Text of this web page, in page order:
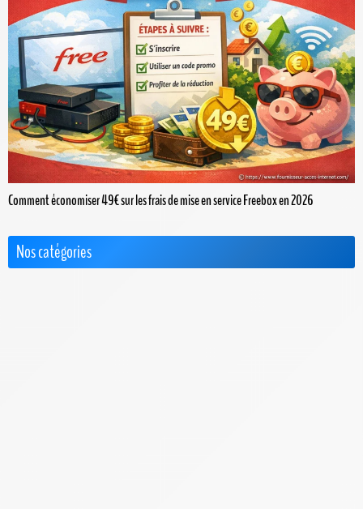
Comment économiser 49€ sur les frais de mise en service Freebox en 2026
Nos catégories